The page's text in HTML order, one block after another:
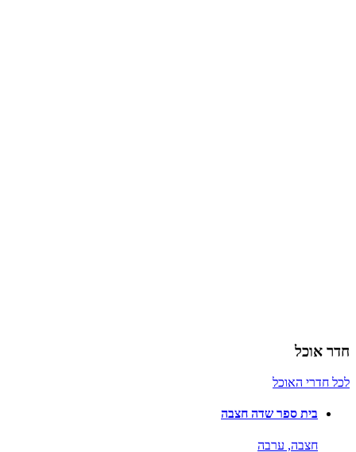
חדר אוכל
לכל חדרי האוכל
בית ספר שדה חצבה
חצבה, ערבה